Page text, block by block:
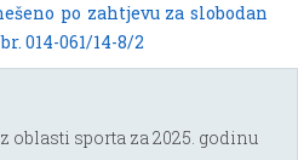
po zahtjevu za slobodan
014-061/14-8/2
oblasti sporta za 2025. godinu